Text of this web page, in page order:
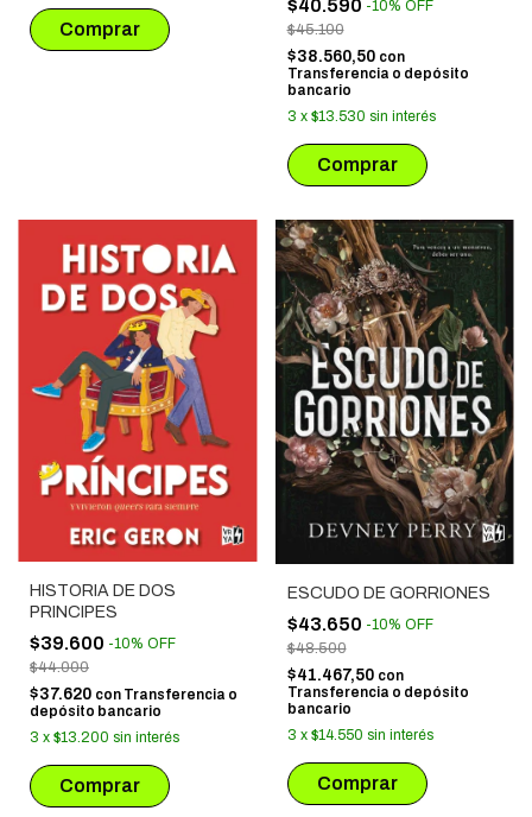
$40.590 -10% OFF
$45.100
$38.560,50 con
Transferencia o depósito
bancario
3 x $13.530 sin interés
HISTORIA DE DOS
PRINCIPES
$39.600 -10% OFF
$44.000
$37.620 con Transferencia o
depósito bancario
3 x $13.200 sin interés
ESCUDO DE GORRIONES
$43.650 -10% OFF
$48.500
$41.467,50 con
Transferencia o depósito
bancario
3 x $14.550 sin interés